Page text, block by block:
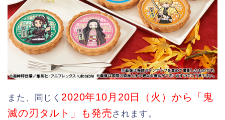
また、同じく 2020年10月20日（火）から「鬼
滅の刃タルト」も発売されます。